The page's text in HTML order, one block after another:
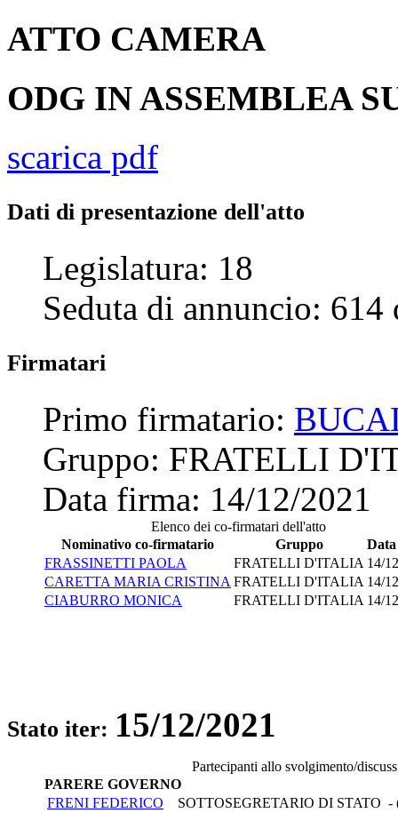
ATTO CAMERA
ODG IN ASSEMBLEA
scarica pdf
Dati di presentazione dell'atto
Legislatura: 18
Seduta di annuncio: 614
Firmatari
Primo firmatario:
Gruppo: FRATELLI
Data firma: 14/12/2021
Elenco dei co-firmatari dell'atto
Nominativo co-firmatario
Gruppo
FRASSINETTI PAOLA
FRATELLI D'ITALIA 14/
CARETTA MARIA CRISTINA FRATELLI D'ITALIA 14/
CIABURRO MONICA
FRATELLI D'ITALIA 14/
Stato iter: 15/12/2021
Partecipanti allo svolgimento/
PARERE GOVERNO
FRENI FEDERICO
SOTTOSEGRETARIO DI STATO